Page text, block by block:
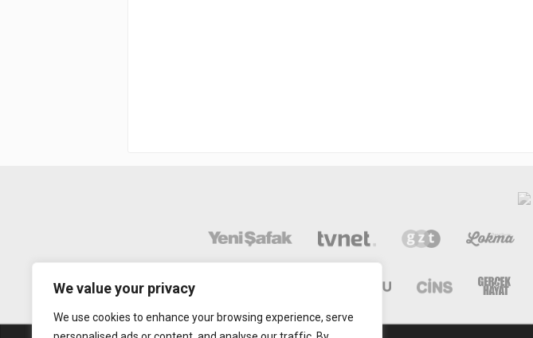
We value your privacy
We use cookies to enhance your browsing experience, serve